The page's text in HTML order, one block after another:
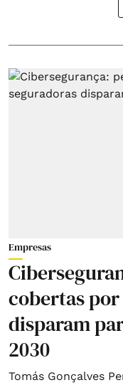
Empresas
cobertas
disparam
2030
Tomás Gonçalves